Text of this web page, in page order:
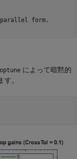
form.
によって暗黙的
。